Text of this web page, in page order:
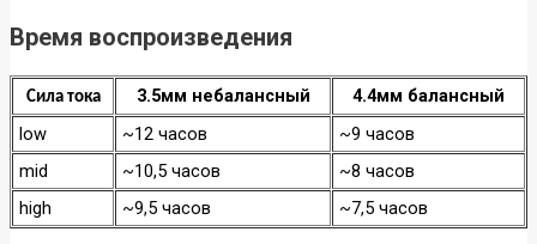
Время воспроизведения
Сила тока 3.5мм небалансный
4.4мм балансный
low
~12 часов
~9 часов
mid
~10,5 часов
~8 часов
high
~9,5 часов ~7,5 часов